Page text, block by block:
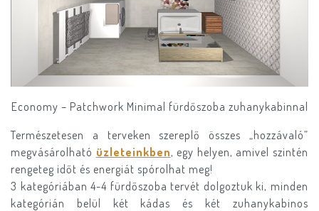
Economy – Patchwork Minimal fürdőszoba zuhanykabinnal
Természetesen a terveken szereplő összes „hozzávaló”
megvásárolható üzleteinkben, egy helyen, amivel szintén
rengeteg időt és energiát spórolhat meg!
3 kategóriában 4-4 fürdőszoba tervét dolgoztuk ki, minden
kategórián belül két kádas és két zuhanykabinos